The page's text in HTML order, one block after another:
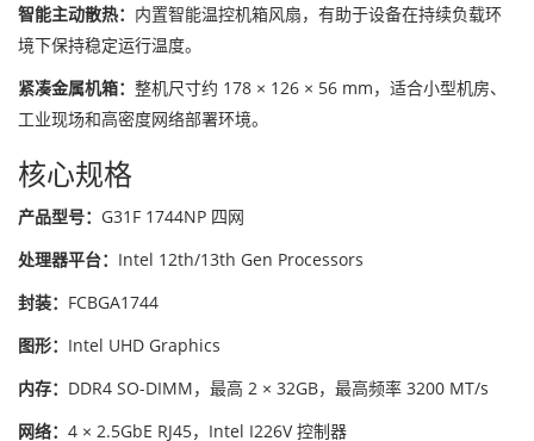
智能主动散热： 内置智能温控机箱风扇，有助于设备在持续负载环
境下保持稳定运行温度。
紧凑金属机箱： 整机尺寸约 178 × 126 × 56 mm，适合小型机房、
工业现场和高密度网络部署环境。
核心规格
产品型号： G31F 1744NP 四网
处理器平台： Intel 12th/13th Gen Processors
封装： FCBGA1744
图形： Intel UHD Graphics
内存： DDR4 SO-DIMM，最高 2 × 32GB，最高频率 3200 MT/s
网络： 4 × 2.5GbE RJ45，Intel I226V 控制器